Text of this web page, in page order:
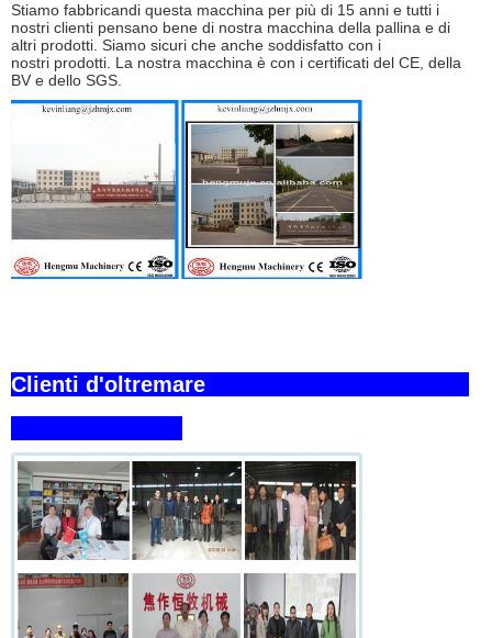
Stiamo fabbricandi questa macchina per più di 15 anni e tutti i
nostri clienti pensano bene di nostra macchina della pallina e di
altri prodotti. Siamo sicuri che anche soddisfatto con i
nostri prodotti. La nostra macchina è con i certificati del CE, della
BV e dello SGS.
Clienti d'oltremare